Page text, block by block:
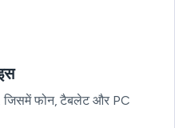
जिसमें फोन, टैबलेट और PC